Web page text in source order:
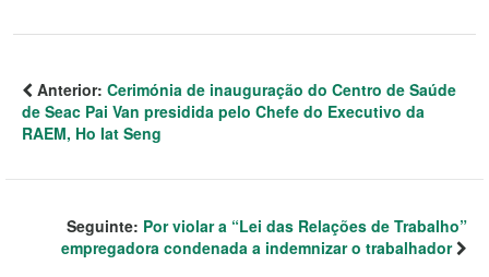
Anterior: Cerimónia de inauguração do Centro de Saúde
de Seac Pai Van presidida pelo Chefe do Executivo da
RAEM, Ho Iat Seng
Seguinte: Por violar a “Lei das Relações de Trabalho”
empregadora condenada a indemnizar o trabalhador